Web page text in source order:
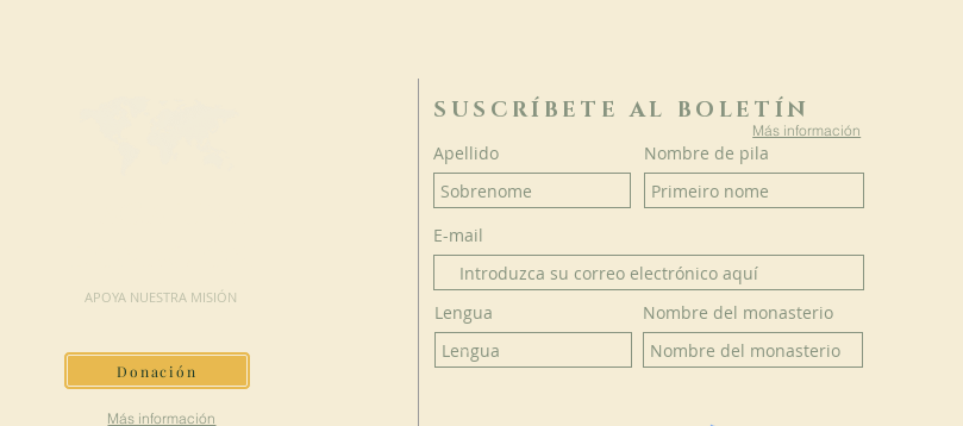
APOYA NUESTRA MISIÓN
Donación
Más información
SUSCRÍBETE AL BOLETÍN
Más información
Apellido Nombre de pila
E-mail
Lengua Nombre del monasterio